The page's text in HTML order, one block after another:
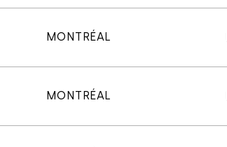
MONTRÉAL
MONTRÉAL